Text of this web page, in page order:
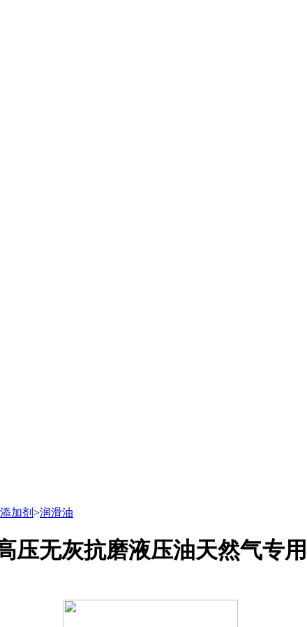
加剂 >润滑油
压无灰抗磨液压油天然气专